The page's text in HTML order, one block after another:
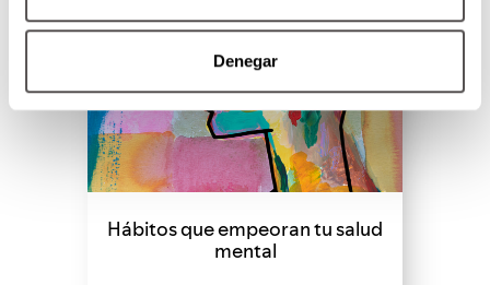
Denegar
Hábitos que empeoran tu salud
mental